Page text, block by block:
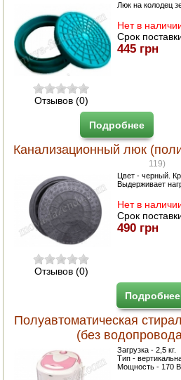
Отзывов (0)
Люк на колодец
Нет в
Срок
445 грн
Подробнее
Канализационный люк
119)
Отзывов (0)
Цвет - черный.
Выдерживает
Нет в
Срок
490 грн
Подробнее
Полуавтоматическая
(без
Загрузка - 2,5 кг.
Тип -
Мощность - 170